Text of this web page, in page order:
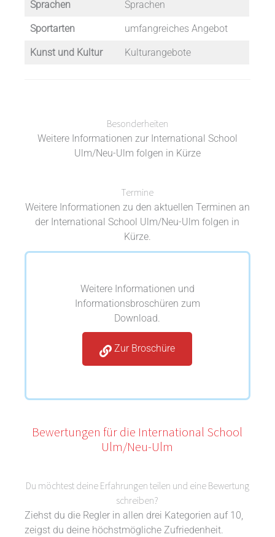
Sprachen Sprachen
Sportarten umfangreiches Angebot
Kunst und Kultur Kulturangebote
Besonderheiten
Weitere Informationen zur International School
Ulm/Neu-Ulm folgen in Kürze
Termine
Weitere Informationen zu den aktuellen Terminen an
der International School Ulm/Neu-Ulm folgen in
Kürze.
Weitere Informationen und
Informationsbroschüren zum
Download.
Zur Broschüre
Bewertungen für die International School
Ulm/Neu-Ulm
Du möchtest deine Erfahrungen teilen und eine Bewertung
schreiben?
Ziehst du die Regler in allen drei Kategorien auf 10,
zeigst du deine höchstmögliche Zufriedenheit.